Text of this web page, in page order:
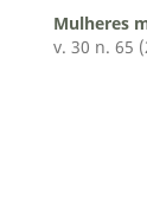
Mulheres
v. 30 n. 65